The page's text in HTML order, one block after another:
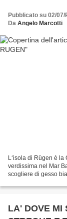
Pubblicato su 02/07/
Da Angelo Marcotti
L‘isola di Rügen è
verdissima nel Mar
scogliere di gesso
LA' DOVE MI